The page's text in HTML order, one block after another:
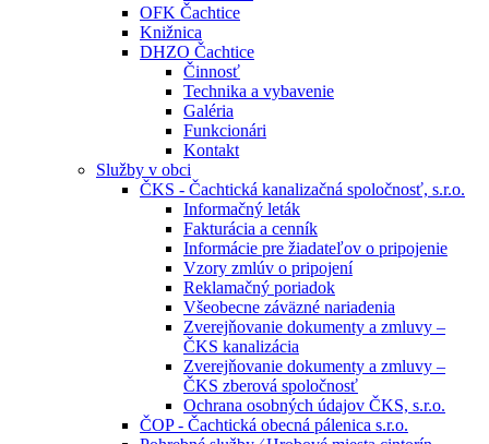
OFK Čachtice
Knižnica
DHZO Čachtice
Činnosť
Technika a vybavenie
Galéria
Funkcionári
Kontakt
Služby v obci
ČKS - Čachtická kanalizačná spoločnosť, s.r.o.
Informačný leták
Fakturácia a cenník
Informácie pre žiadateľov o pripojenie
Vzory zmlúv o pripojení
Reklamačný poriadok
Všeobecne záväzné nariadenia
Zverejňovanie dokumenty a zmluvy –
ČKS kanalizácia
Zverejňovanie dokumenty a zmluvy –
ČKS zberová spoločnosť
Ochrana osobných údajov ČKS, s.r.o.
ČOP - Čachtická obecná pálenica s.r.o.